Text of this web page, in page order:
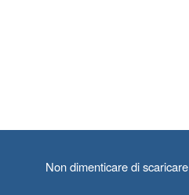
Non dimenticare di